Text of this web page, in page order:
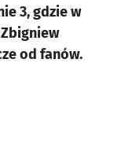
3, gdzie w
od fanów.